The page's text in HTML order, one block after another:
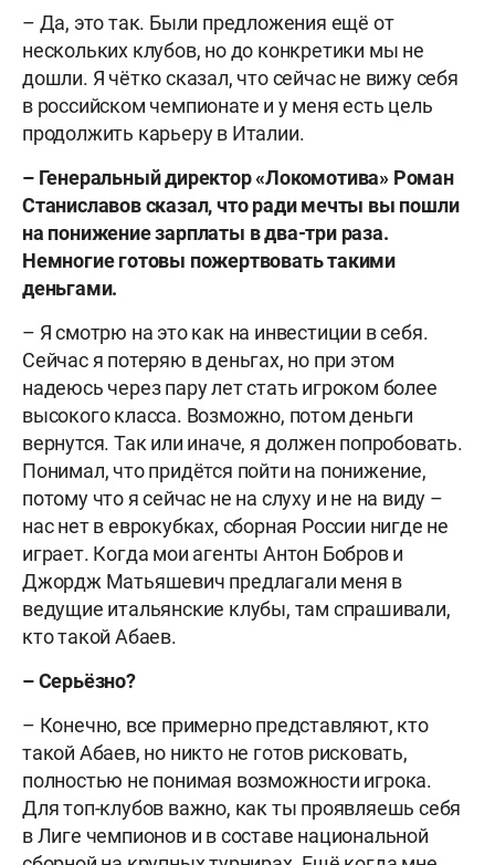
– Да, это так. Были предложения ещё от
нескольких клубов, но до конкретики мы не
дошли. Я чётко сказал, что сейчас не вижу себя
в российском чемпионате и у меня есть цель
продолжить карьеру в Италии.
– Генеральный директор «Локомотива» Роман
Станиславов сказал, что ради мечты вы пошли
на понижение зарплаты в два-три раза.
Немногие готовы пожертвовать такими
деньгами.
– Я смотрю на это как на инвестиции в себя.
Сейчас я потеряю в деньгах, но при этом
надеюсь через пару лет стать игроком более
высокого класса. Возможно, потом деньги
вернутся. Так или иначе, я должен попробовать.
Понимал, что придётся пойти на понижение,
потому что я сейчас не на слуху и не на виду –
нас нет в еврокубках, сборная России нигде не
играет. Когда мои агенты Антон Бобров и
Джордж Матьяшевич предлагали меня в
ведущие итальянские клубы, там спрашивали,
кто такой Абаев.
– Серьёзно?
– Конечно, все примерно представляют, кто
такой Абаев, но никто не готов рисковать,
полностью не понимая возможности игрока.
Для топ-клубов важно, как ты проявляешь себя
в Лиге чемпионов и в составе национальной